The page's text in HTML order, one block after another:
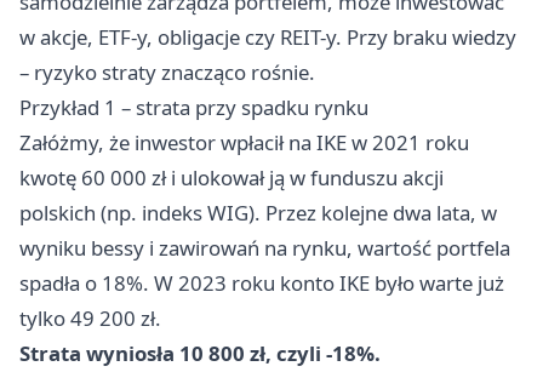
w akcje, ETF-y, obligacje czy REIT-y. Przy braku wiedzy
– ryzyko straty znacząco rośnie.
Przykład 1 – strata przy spadku rynku
Załóżmy, że inwestor wpłacił na IKE w 2021 roku
kwotę 60 000 zł i ulokował ją w funduszu akcji
polskich (np. indeks WIG). Przez kolejne dwa lata, w
wyniku bessy i zawirowań na rynku, wartość portfela
spadła o 18%. W 2023 roku konto IKE było warte już
tylko 49 200 zł.
Strata wyniosła 10 800 zł, czyli -18%.